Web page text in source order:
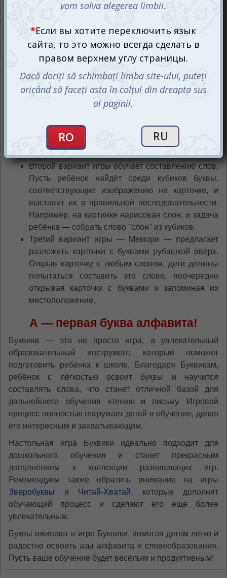
буквами. Карточки разделены на два типа: 56 с
карточек со словами изображены картинки, которые
активно участвуют в игровом процессе, добавляя
элемент веселья и интереса.
Выберите карточку с любым словом и помогите
ребёнку находить и выставлять соответствующие
буквы с кубиков. Каждую букву произносите
визуально, но и на слух. Постепенно ребёнок
научится самостоятельно справляться с этой
задачей.
Второй вариант игры обучает составлению слов.
Пусть ребёнок найдёт среди кубиков буквы,
соответствующие изображению на карточке, и
выставит их в правильной последовательности.
Например, на картинке нарисован слон, и задача
ребёнка — собрать слово "слон" из кубиков.
Третий вариант игры — Мемори — предлагает
разложить карточки с буквами рубашкой вверх.
Открыв карточку с любым словом, дети должны
попытаться составить это слово, поочередно
открывая карточки с буквами и запоминая их
местоположение.
А — первая буква алфавита!
Буквики — это не просто игра, а увлекательный
образовательный инструмент, который поможет
подготовить ребёнка к школе. Благодаря Буквикам,
ребёнок с лёгкостью освоит буквы и научится
составлять слова, что станет отличной базой для
дальнейшего обучения чтению и письму. Игровой
процесс полностью погружает детей в обучение, делая
его интересным и захватывающим.
Настольная игра Буквики идеально подходит для
дошкольного обучения и станет прекрасным
дополнением к коллекции развивающих игр.
Рекомендуем также обратить внимание на игры
Зверобуквы и Читай-Хватай, которые дополнят
обучающий процесс и сделают его еще более
увлекательным.
Буквы оживают в игре Буквики, помогая детям легко и
радостно освоить азы алфавита и словообразования.
Пусть ваше обучение будет весёлым и продуктивным!